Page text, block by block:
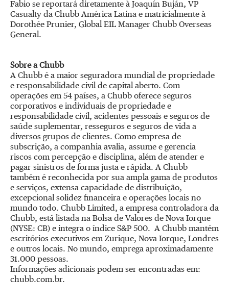
Fabio se reportará diretamente à Joaquín Buján, VP
Casualty da Chubb América Latina e matricialmente à
Dorothée Prunier, Global EIL Manager Chubb Overseas
General.
Sobre a Chubb
A Chubb é a maior seguradora mundial de propriedade
e responsabilidade civil de capital aberto. Com
operações em 54 países, a Chubb oferece seguros
corporativos e individuais de propriedade e
responsabilidade civil, acidentes pessoais e seguros de
saúde suplementar, resseguros e seguros de vida a
diversos grupos de clientes. Como empresa de
subscrição, a companhia avalia, assume e gerencia
riscos com percepção e disciplina, além de atender e
pagar sinistros de forma justa e rápida. A Chubb
também é reconhecida por sua ampla gama de produtos
e serviços, extensa capacidade de distribuição,
excepcional solidez financeira e operações locais no
mundo todo. Chubb Limited, a empresa controladora da
Chubb, está listada na Bolsa de Valores de Nova Iorque
(NYSE: CB) e integra o índice S&P 500. A Chubb mantém
escritórios executivos em Zurique, Nova Iorque, Londres
e outros locais. No mundo, emprega aproximadamente
31.000 pessoas.
Informações adicionais podem ser encontradas em:
chubb.com.br.